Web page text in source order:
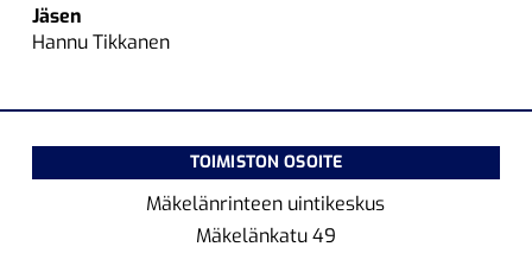
Jäsen
Hannu Tikkanen
TOIMISTON OSOITE
Mäkelänrinteen uintikeskus
Mäkelänkatu 49